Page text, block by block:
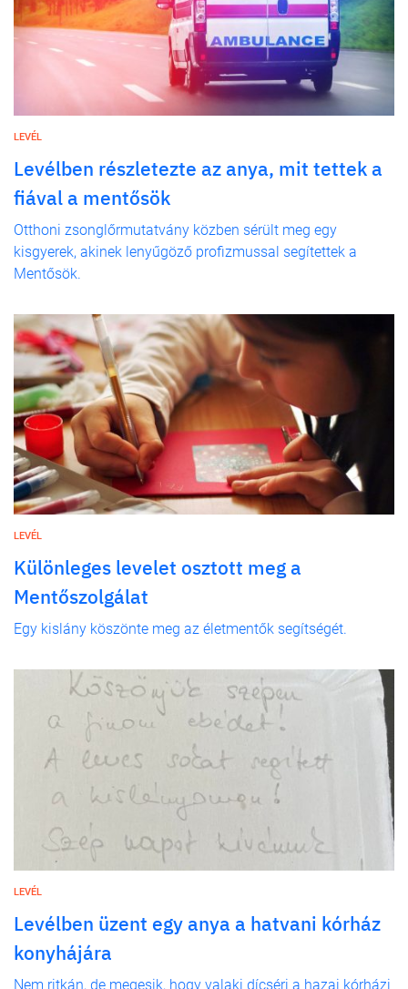
LEVÉL
Levélben részletezte az anya, mit tettek a
fiával a mentősök
Otthoni zsonglőrmutatvány közben sérült meg egy
kisgyerek, akinek lenyűgöző profizmussal segítettek a
Mentősök.
LEVÉL
Különleges levelet osztott meg a
Mentőszolgálat
Egy kislány köszönte meg az életmentők segítségét.
LEVÉL
Levélben üzent egy anya a hatvani kórház
konyhájára
Nem ritkán, de megesik, hogy valaki dícséri a hazai kórházi